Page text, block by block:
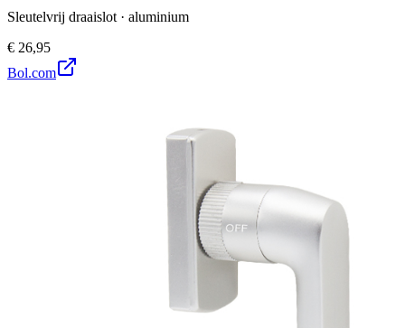
Sleutelvrij draaislot · aluminium
€ 26,95
Bol.com